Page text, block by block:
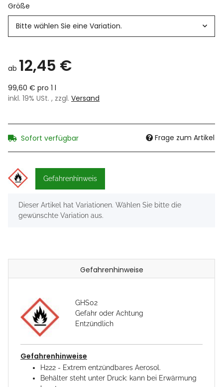
Größe
Bitte wählen Sie eine Variation.
ab 12,45 €
99,60 € pro 1 l
inkl. 19% USt. , zzgl. Versand
Sofort verfügbar Frage zum Artikel
Gefahrenhinweis
xDieser Artikel hat Variationen. Wählen Sie bitte die
gewünschte Variation aus.
Gefahrenhinweise
GHS02
Gefahr oder Achtung
Entzündlich
Gefahrenhinweise
H222 - Extrem entzündbares Aerosol.
Behälter steht unter Druck: kann bei Erwärmung